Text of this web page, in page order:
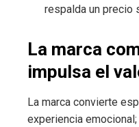
respalda un precio
La marca
impulsa el
La marca convierte
experiencia